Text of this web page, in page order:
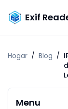
Exif
Hogar / Blog /
Menu